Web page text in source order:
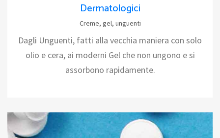
Dermatologici
Creme, gel, unguenti
Dagli Unguenti, fatti alla vecchia maniera con solo
olio e cera, ai moderni Gel che non ungono e si
assorbono rapidamente.